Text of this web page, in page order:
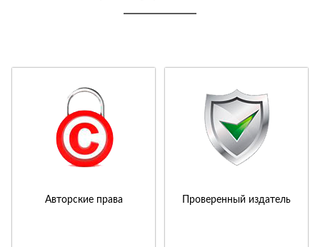
Авторские права Проверенный издатель